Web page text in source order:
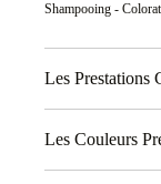
Shampooing -
Les Prestations
Les Couleurs